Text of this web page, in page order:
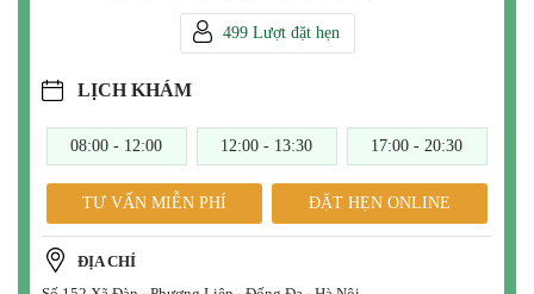
499 Lượt đặt hẹn
LỊCH KHÁM
08:00 - 12:00 12:00 - 13:30 17:00 - 20:30
TƯ VẤN MIỄN PHÍ ĐẶT HẸN ONLINE
ĐỊA CHỈ